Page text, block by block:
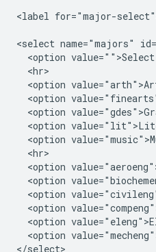
<label for="major-
<select name="majors"
<option
  <hr>
<option
<option
<option
<option
<option
  <hr>
<option
<option
<option
<option
<option
<option